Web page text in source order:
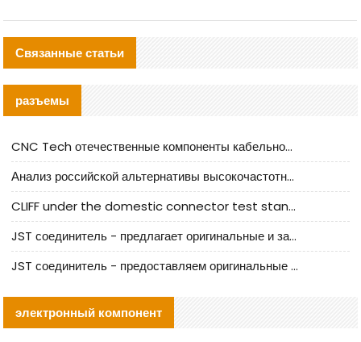
Связанные статьи
разъемы
CNC Tech отечественные компоненты кабельной арматуры оценка и руководство по производственному внедрению
Анализ российской альтернативы высокочастотных кабельных колодцев I-PEX
CLIFF under the domestic connector test standard update
JST соединитель - предлагает оригинальные и заменяющие JST NSHR-02V-S соединители
JST соединитель - предоставляем оригинальные JST GHR-09V-S соединители и их аналоги
электронный компонент